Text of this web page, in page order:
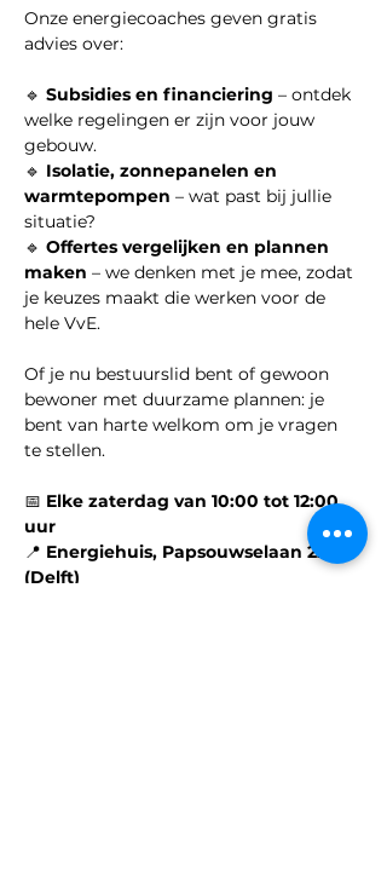
Onze energiecoaches geven gratis
advies over:
🔹 Subsidies en financiering – ontdek
welke regelingen er zijn voor jouw
gebouw.
🔹 Isolatie, zonnepanelen en
warmtepompen – wat past bij jullie
situatie?
🔹 Offertes vergelijken en plannen
maken – we denken met je mee, zodat
je keuzes maakt die werken voor de
hele VvE.
Of je nu bestuurslid bent of gewoon
bewoner met duurzame plannen: je
bent van harte welkom om je vragen
te stellen.
📅 Elke zaterdag van 10:00 tot 12:00
uur
📍 Energiehuis, Papsouwselaan 224
(Delft)